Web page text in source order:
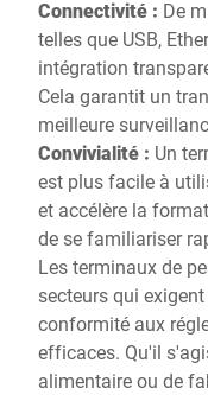
Connectivité : De
telles que USB,
intégration
Cela garantit un
meilleure
Convivialité : Un
est plus facile à
et accélère la
de se familiariser
Les terminaux de
secteurs qui
conformité aux
efficaces. Qu'il
alimentaire ou de